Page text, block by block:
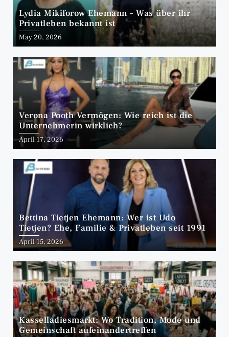
Lydia Mikiforow Ehemann – Was über ihr
Privatleben bekannt ist
May 20, 2026
Verona Pooth Vermögen: Wie reich ist die
Unternehmerin wirklich?
April 17, 2026
Bettina Tietjen Ehemann: Wer ist Udo
Tietjen? Ehe, Familie & Privatleben seit 1991
April 15, 2026
Kasselladiesmarkt: Wo Tradition, Mode und
Gemeinschaft aufeinandertreffen